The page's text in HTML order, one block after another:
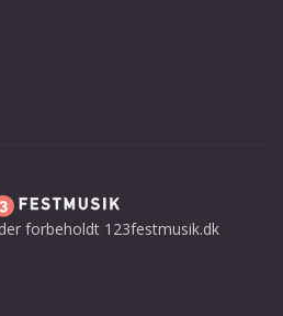
forbeholdt 123festmusik.dk